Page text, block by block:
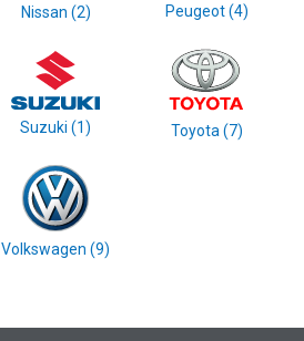
Nissan (2)‎ Peugeot (4)‎
Suzuki (1)‎ Toyota (7)‎
Volkswagen (9)‎